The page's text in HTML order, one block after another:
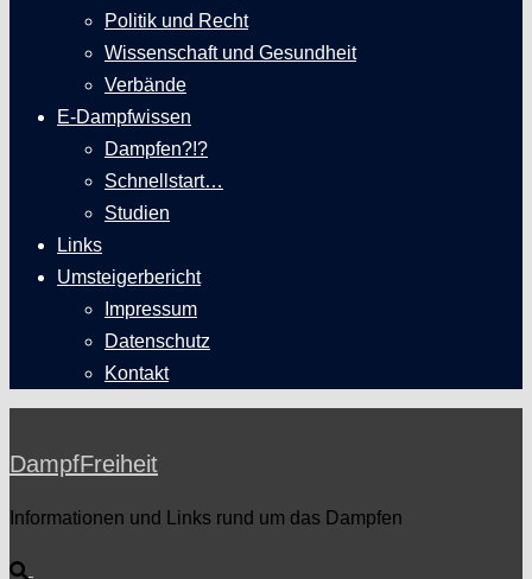
Politik und Recht
Wissenschaft und Gesundheit
Verbände
E-Dampfwissen
Dampfen?!?
Schnellstart…
Studien
Links
Umsteigerbericht
Impressum
Datenschutz
Kontakt
DampfFreiheit
Informationen und Links rund um das Dampfen
Suche